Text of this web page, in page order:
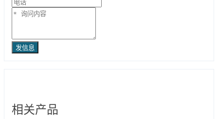
发信息
相关产品